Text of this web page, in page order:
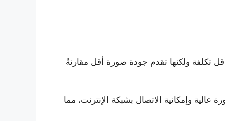
تكلفة ولكنها تقدم جودة صورة أقل مقارنةً
عالية وإمكانية الاتصال بشبكة الإنترنت، مما